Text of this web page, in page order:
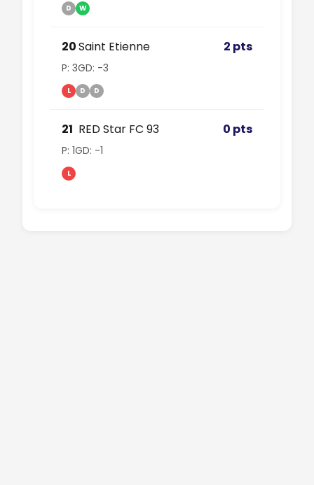
D W
20Saint Etienne 2 pts
P: 3GD: -3
L D D
21 RED Star FC 93 0 pts
P: 1GD: -1
L